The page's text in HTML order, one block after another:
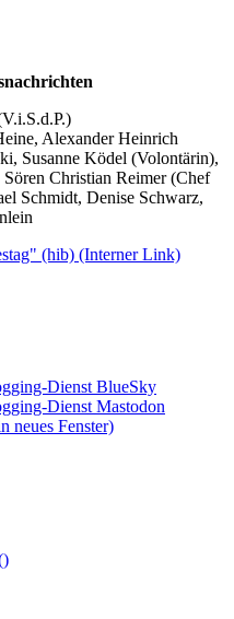
Alexander Heinrich
Susanne Ködel (Volontärin),
Christian Reimer (Chef
Schmidt, Denise Schwarz,
(hib) (Interner Link)
Dienst BlueSky
Dienst Mastodon
neues Fenster)